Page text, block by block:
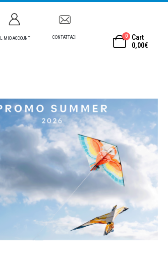
IL MIO ACCOUNT CONTATTACI 0
Cart
0,00€